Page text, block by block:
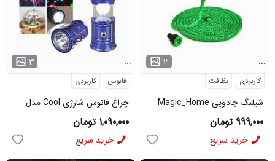
۳ ...
فانوس کاربردی
چراغ فانوس شارژی Cool مدل
3965
۱,۰۹۰,۰۰۰ تومان
خرید سریع
۳ ...
کاربردی نظافت
شیلنگ جادویی Magic_Home
مدل 3964
۹۹۹,۰۰۰ تومان
خرید سریع